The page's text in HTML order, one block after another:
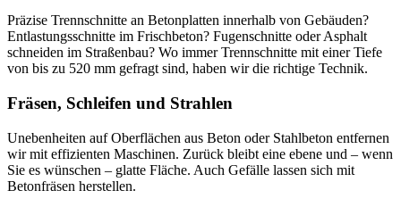
Präzise Trennschnitte an Betonplatten innerhalb von Gebäuden?
Entlastungsschnitte im Frischbeton? Fugenschnitte oder Asphalt
schneiden im Straßenbau? Wo immer Trennschnitte mit einer Tiefe
von bis zu 520 mm gefragt sind, haben wir die richtige Technik.
Fräsen, Schleifen und Strahlen
Unebenheiten auf Oberflächen aus Beton oder Stahl­beton entfernen
wir mit effizienten Maschinen. Zurück bleibt eine ebene und – wenn
Sie es wünschen – glatte Fläche. Auch Gefälle lassen sich mit
Betonfräsen herstellen.